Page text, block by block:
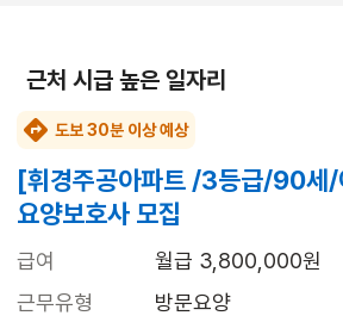
근처 시급 높은 일자리
도보 30분 이상 예상
[휘경주공아파트 /3등급/90세
요양보호사 모집
급여
월급 3,800,000원
근무유형
방문요양